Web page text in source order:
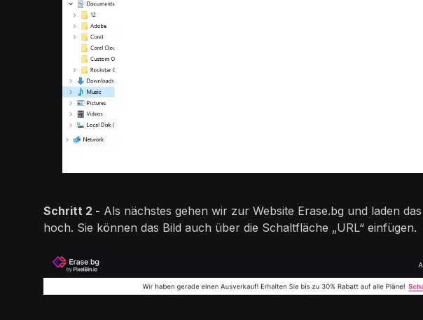
Schritt 2 - Als nächstes gehen wir zur Website Erase.bg und laden
hoch. Sie können das Bild auch über die Schaltfläche „URL“ einfügen.